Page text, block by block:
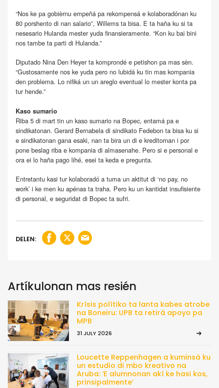
“Nos ke pa gobièrnu empeñá pa rekompensá e kolaboradónan ku
80 porshento di nan salario”, Willems ta bisa. E ta haña ku si ta
nesesario Hulanda mester yuda finansieramente. “Kon ku bai bini
nos tambe ta parti di Hulanda.”
Diputado Nina Den Heyer ta komprondé e petishon pa mas sèn.
“Gustosamente nos ke yuda pero no lubidá ku tin mas kompania
den problema. Lo nifiká un un areglo eventual lo mester konta pa
tur hende.”
Kaso sumario
Riba 5 di mart tin un kaso sumario na Bopec, entamá pa e
sindikatonan. Gerard Bernabela di sindikato Fedebon ta bisa ku si
e sindikatonan gana esaki, nan ta bira un di e kreditornan i por
pone beslag riba e kompania di almasenahe. Pero si e personal e
ora ei lo haña pago lihé, esei ta keda e pregunta.
Entretantu kasi tur kolaboradó a tuma un aktitut di ‘no pay, no
work’ i ke men ku apénas ta traha. Pero ku un kantidat insufisiente
di personal, e seguridat di Bopec ta sufri.
DELEN:
Artíkulonan mas resién
Krísis polítiko ta lanta kabes atrobe
na Boneiru: UPB ta retirá apoyo pa
MPB
31 JULY 2026
Loucette Reppenhagen a kuminsá ku
un estudio di mbo kreativo na
Aruba: ‘E alumnonan akí ke hasi kos,
prinsipalmente’